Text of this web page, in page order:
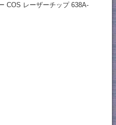
COS レーザーチップ 638A-